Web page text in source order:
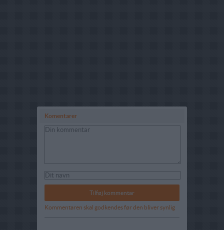
Komentarer
Kommentaren skal godkendes før den bliver synlig